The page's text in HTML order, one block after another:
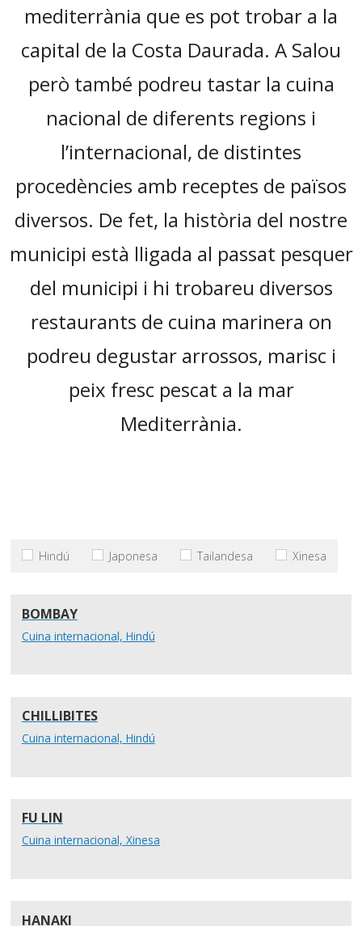
mediterrània que es pot trobar a la
capital de la Costa Daurada. A Salou
però també podreu tastar la cuina
nacional de diferents regions i
l’internacional, de distintes
procedències amb receptes de països
diversos. De fet, la història del nostre
municipi està lligada al passat pesquer
del municipi i hi trobareu diversos
restaurants de cuina marinera on
podreu degustar arrossos, marisc i
peix fresc pescat a la mar
Mediterrània.
Hindú Japonesa Tailandesa Xinesa
BOMBAY
Cuina internacional, Hindú
CHILLIBITES
Cuina internacional, Hindú
FU LIN
Cuina internacional, Xinesa
HANAKI